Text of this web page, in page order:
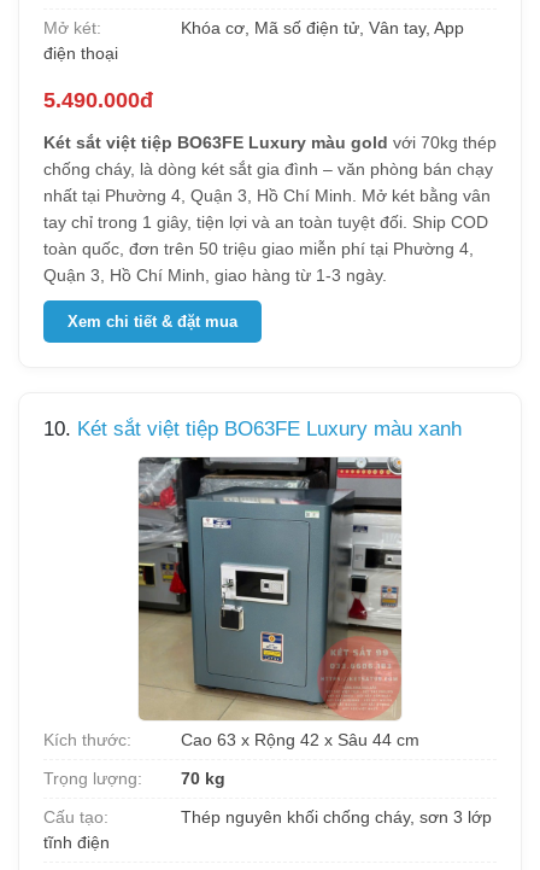
Mở két:
Khóa cơ, Mã số điện tử, Vân tay, App
điện thoại
5.490.000đ
Két sắt việt tiệp BO63FE Luxury màu gold với 70kg thép
chống cháy, là dòng két sắt gia đình – văn phòng bán chạy
nhất tại Phường 4, Quận 3, Hồ Chí Minh. Mở két bằng vân
tay chỉ trong 1 giây, tiện lợi và an toàn tuyệt đối. Ship COD
toàn quốc, đơn trên 50 triệu giao miễn phí tại Phường 4,
Quận 3, Hồ Chí Minh, giao hàng từ 1-3 ngày.
Xem chi tiết & đặt mua
10. Két sắt việt tiệp BO63FE Luxury màu xanh
Kích thước:
Cao 63 x Rộng 42 x Sâu 44 cm
Trọng lượng:
70 kg
Cấu tạo:
Thép nguyên khối chống cháy, sơn 3 lớp
tĩnh điện